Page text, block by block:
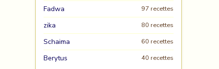
Fadwa 97 recettes
zika 80 recettes
Schaima 60 recettes
Berytus
40 recettes